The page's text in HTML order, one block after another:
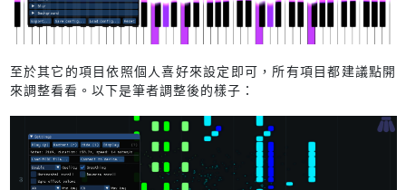
至於其它的項目依照個人喜好來設定即可，所有項目都建議點開
來調整看看。以下是筆者調整後的樣子：